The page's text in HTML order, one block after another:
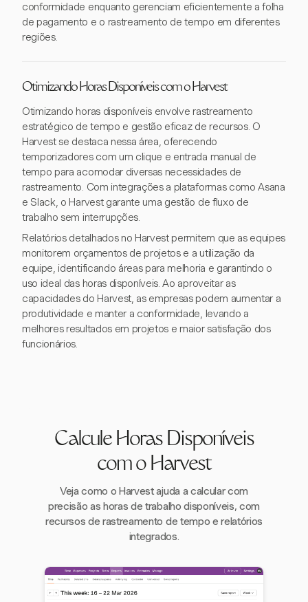
conformidade enquanto gerenciam eficientemente a folha
de pagamento e o rastreamento de tempo em diferentes
regiões.
Otimizando Horas Disponíveis com o Harvest
Otimizando horas disponíveis envolve rastreamento
estratégico de tempo e gestão eficaz de recursos. O
Harvest se destaca nessa área, oferecendo
temporizadores com um clique e entrada manual de
tempo para acomodar diversas necessidades de
rastreamento. Com integrações a plataformas como Asana
e Slack, o Harvest garante uma gestão de fluxo de
trabalho sem interrupções.
Relatórios detalhados no Harvest permitem que as equipes
monitorem orçamentos de projetos e a utilização da
equipe, identificando áreas para melhoria e garantindo o
uso ideal das horas disponíveis. Ao aproveitar as
capacidades do Harvest, as empresas podem aumentar a
produtividade e manter a conformidade, levando a
melhores resultados em projetos e maior satisfação dos
funcionários.
Calcule Horas Disponíveis
com o Harvest
Veja como o Harvest ajuda a calcular com
precisão as horas de trabalho disponíveis, com
recursos de rastreamento de tempo e relatórios
integrados.